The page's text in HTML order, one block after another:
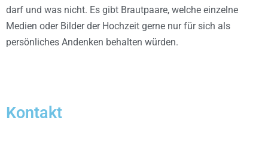
darf und was nicht. Es gibt Brautpaare, welche einzelne
Medien oder Bilder der Hochzeit gerne nur für sich als
persönliches Andenken behalten würden.
Kontakt